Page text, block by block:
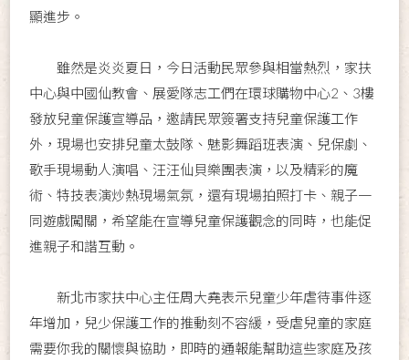
顯進步。
雖然是炎炎夏日，今日活動民眾參與相當熱烈，家扶
中心與中國仙教會、展愛隊志工們在環球購物中心2、3樓
發放兒童保護宣導品，邀請民眾簽署支持兒童保護工作
外，現場也安排兒童太鼓隊、魅影舞蹈班表演、兒保劇、
歌手現場動人演唱、汪汪仙貝樂團表演，以及精彩的魔
術、特技表演炒熱現場氣氛，還有現場拍照打卡、親子一
同遊戲闖關，希望能在宣導兒童保護觀念的同時，也能促
進親子和諧互動。
新北市家扶中心主任周大堯表示兒童少年虐待事件逐
年增加，兒少保護工作的推動刻不容緩，受虐兒童的家庭
需要你我的關懷與協助，即時的通報能幫助這些家庭及孩